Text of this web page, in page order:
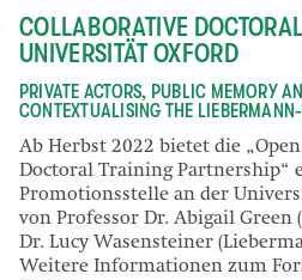
COLLABORATIVE
UNIVERSITÄT OXFORD
PRIVATE ACTORS, PUBLIC MEMORY
CONTEXTUALISING THE
Ab Herbst 2022 bietet die
Doctoral Training Partnership“
Promotionsstelle an der
von Professor Dr. Abigail
Dr. Lucy Wasensteiner
Weitere Informationen zum